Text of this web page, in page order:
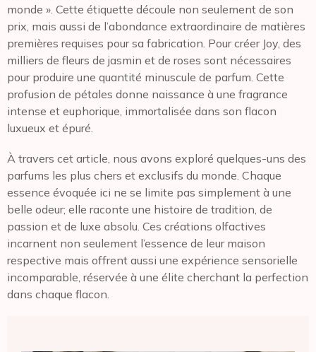
monde ». Cette étiquette découle non seulement de son
prix, mais aussi de l’abondance extraordinaire de matières
premières requises pour sa fabrication. Pour créer Joy, des
milliers de fleurs de jasmin et de roses sont nécessaires
pour produire une quantité minuscule de parfum. Cette
profusion de pétales donne naissance à une fragrance
intense et euphorique, immortalisée dans son flacon
luxueux et épuré.
À travers cet article, nous avons exploré quelques-uns des
parfums les plus chers et exclusifs du monde. Chaque
essence évoquée ici ne se limite pas simplement à une
belle odeur; elle raconte une histoire de tradition, de
passion et de luxe absolu. Ces créations olfactives
incarnent non seulement l’essence de leur maison
respective mais offrent aussi une expérience sensorielle
incomparable, réservée à une élite cherchant la perfection
dans chaque flacon.